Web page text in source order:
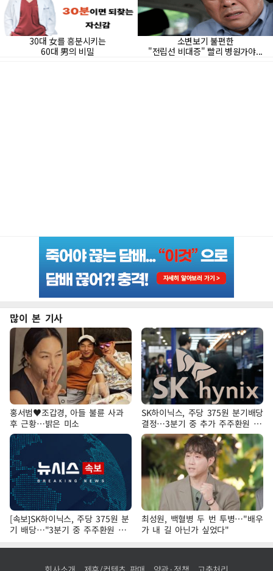
많이 본 기사
홍서범♥조갑경, 아들 불륜 사과
후 근황…밝은 미소
SK하이닉스, 주당 375원 분기배당
결정…3분기 중 추가 주주환원 발
표
[속보]SK하이닉스, 주당 375원 분
기 배당…"3분기 중 주주환원 방
안 확정"
최성원, 백혈병 두 번 투병…"배우
가 내 길 아닌가 싶었다"